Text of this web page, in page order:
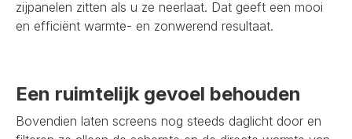
zijpanelen zitten als u ze neerlaat. Dat geeft een mooi
en efficiënt warmte- en zonwerend resultaat.
Een ruimtelijk gevoel behouden
Bovendien laten screens nog steeds daglicht door en